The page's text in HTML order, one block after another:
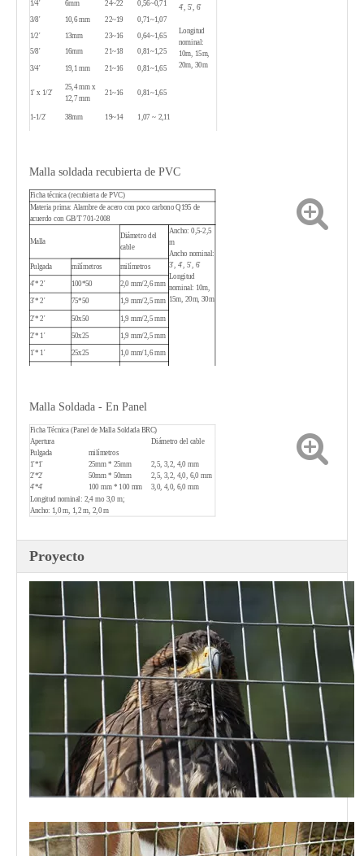
4', 5', 6'
Longitud
nominal:
10m, 15m,
20m, 30m
1/4' 6mm 24~22 0,56~0,71
3/8' 10,6 mm 22~19 0,71~1,07
1/2' 13mm 23~16 0,64~1,65
5/8' 16mm 21~18 0,81~1,25
3/4' 19,1 mm 21~16 0,81~1,65
1' x 1/2'
25,4 mm x
12,7 mm
21~16 0,81~1,65
1-1/2' 38mm 19~14 1,07 ~ 2,11
2' 50,8 mm 16~12 1,65~2,77
Malla soldada recubierta de PVC
Ficha técnica (recubierta de PVC)
Materia prima: Alambre de acero con poco carbono Q195 de
acuerdo con GB/T 701-2008
Malla
Diámetro del
cable
Ancho: 0,5-2,5
m
Ancho nominal:
3', 4', 5', 6'
Longitud
nominal: 10m,
15m, 20m, 30m
Pulgada milímetros milímetros
4'* 2' 100*50 2,0 mm/2,6 mm
3'* 2' 75*50 1,9 mm/2,5 mm
2'* 2' 50x50 1,9 mm/2,5 mm
2'* 1' 50x25 1,9 mm/2,5 mm
1'* 1' 25x25 1,0 mm/1,6 mm
Malla Soldada - En Panel
Ficha Técnica (Panel de Malla Soldada BRC)
Apertura Diámetro del cable
Pulgada milímetros
1'*1' 25mm * 25mm 2,5, 3,2, 4,0 mm
2'*2' 50mm * 50mm 2,5, 3,2, 4,0, 6,0 mm
4'*4' 100 mm * 100 mm 3,0, 4,0, 6,0 mm
Longitud nominal: 2,4 mo 3,0 m;
Ancho: 1,0 m, 1,2 m, 2,0 m
Proyecto